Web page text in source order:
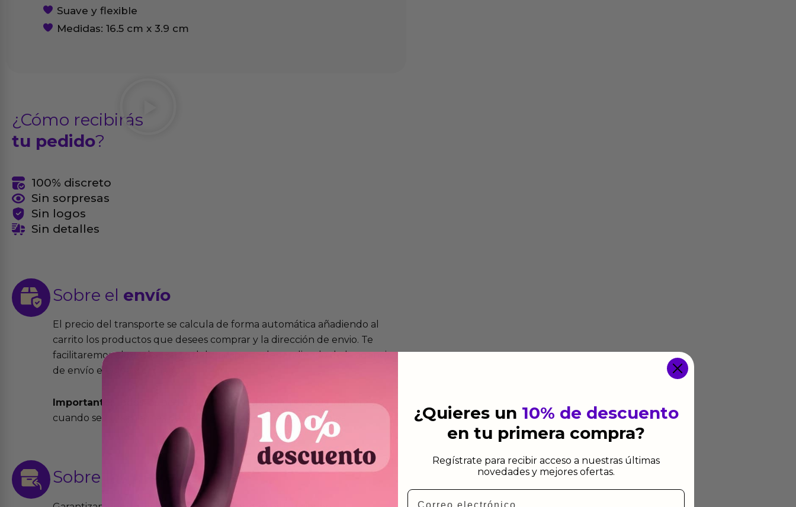
Suave y flexible
Medidas: 16.5 cm x 3.9 cm
¿Cómo recibirás
tu pedido?
100% discreto
Sin sorpresas
Sin logos
Sin detalles
Sobre el envío
El precio del transporte se calcula de forma automática añadiendo al
carrito los productos que desees comprar y la dirección de envio. Te
facilitaremos el precio exacto del transporte dependiendo de la agencia
de envío elegida y el modo.
Importante:
Todos los pedidos son expedidos el mismo dia siempre y
cuando se cursen antes de las 13:00 horas y en días laborables.
Sobre las devoluciones
¿Quieres un 10% de descuento
en tu primera compra?
Regístrate para recibir acceso a nuestras últimas
novedades y mejores ofertas.
Email